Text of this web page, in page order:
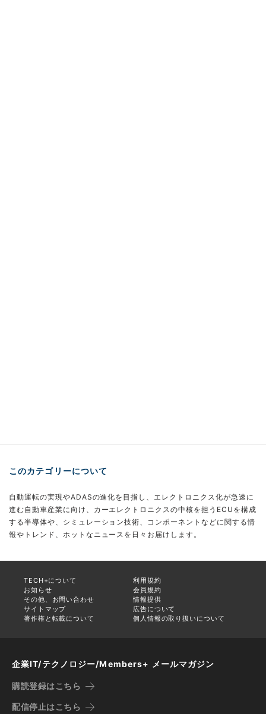
このカテゴリーについて
自動運転の実現やADASの進化を目指し、エレクトロニクス化が急速に
進む自動車産業に向け、カーエレクトロニクスの中核を担うECUを構成
する半導体や、シミュレーション技術、コンポーネントなどに関する情
報やトレンド、ホットなニュースを日々お届けします。
TECH+について
利用規約
お知らせ
会員規約
その他、お問い合わせ
情報提供
サイトマップ
広告について
著作権と転載について
個人情報の取り扱いについて
企業IT/テクノロジー/Members+ メールマガジン
購読登録はこちら
配信停止はこちら